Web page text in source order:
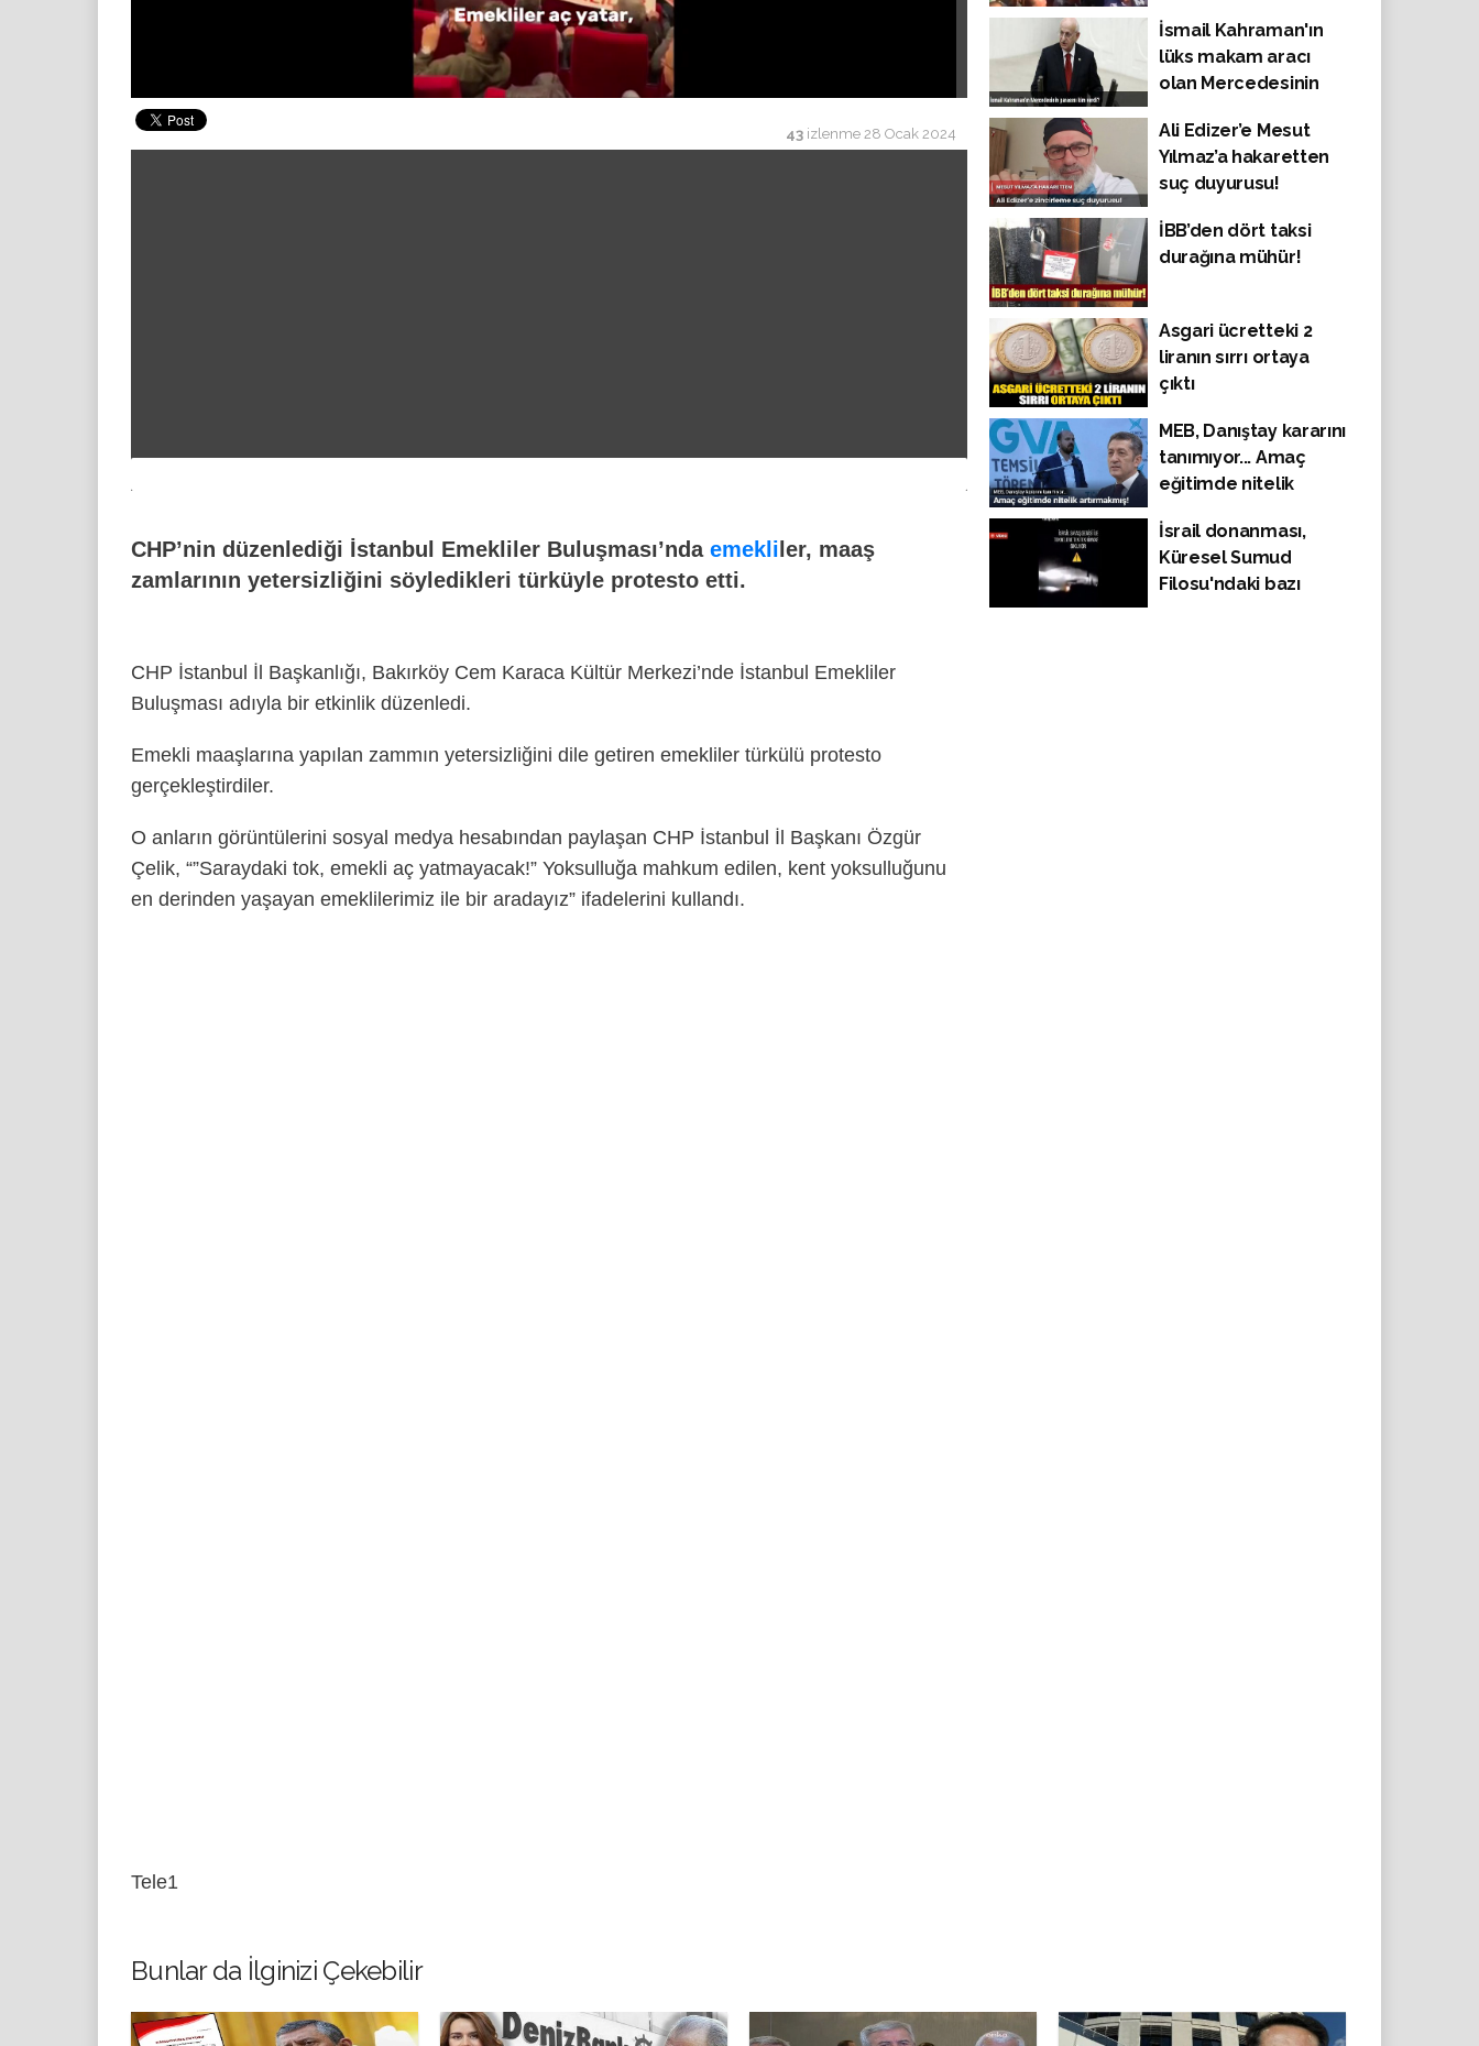
43 izlenme 28 Ocak 2024
CHP’nin düzenlediği İstanbul Emekliler Buluşması’nda emekli ler, maaş
zamlarının yetersizliğini söyledikleri türküyle protesto etti.
CHP İstanbul İl Başkanlığı, Bakırköy Cem Karaca Kültür Merkezi’nde İstanbul Emekliler
Buluşması adıyla bir etkinlik düzenledi.
Emekli maaşlarına yapılan zammın yetersizliğini dile getiren emekliler türkülü protesto
gerçekleştirdiler.
O anların görüntülerini sosyal medya hesabından paylaşan CHP İstanbul İl Başkanı Özgür
Çelik, “”Saraydaki tok, emekli aç yatmayacak!” Yoksulluğa mahkum edilen, kent yoksulluğunu
en derinden yaşayan emeklilerimiz ile bir aradayız” ifadelerini kullandı.
Tele1
düzeneğini gözler
önüne serdi
slogan ise 'Biji
Hizbullah !'
İsmail Kahraman'ın
lüks makam aracı
olan Mercedesinin
Ali Edizer’e Mesut
Yılmaz’a hakaretten
suç duyurusu!
İBB’den dört taksi
durağına mühür!
Asgari ücretteki 2
liranın sırrı ortaya
çıktı
MEB, Danıştay kararını
tanımıyor... Amaç
eğitimde nitelik
İsrail donanması,
Küresel Sumud
Filosu'ndaki bazı
Bunlar da İlginizi Çekebilir